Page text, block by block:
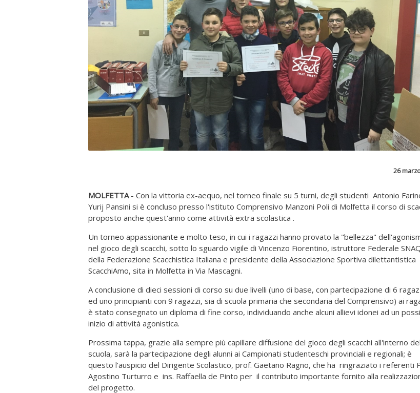
26
MOLFETTA- Con la vittoria ex-aequo, nel torneo finale su 5 turni, degli studenti Antonio
Yurij Pansini si è concluso presso l'istituto Comprensivo Manzoni Poli di Molfetta il corso di
proposto anche quest'anno come attività extra scolastica .
Un torneo appassionante e molto teso, in cui i ragazzi hanno provato la "bellezza"
nel gioco degli scacchi, sotto lo sguardo vigile di Vincenzo Fiorentino, istruttore Federale
della Federazione Scacchistica Italiana e presidente della Associazione Sportiva dilettantistica
ScacchiAmo, sita in Molfetta in Via Mascagni.
A conclusione di dieci sessioni di corso su due livelli (uno di base, con partecipazione di 6
ed uno principianti con 9 ragazzi, sia di scuola primaria che secondaria del Comprensivo) ai
è stato consegnato un diploma di fine corso, individuando anche alcuni allievi idonei ad un
inizio di attività agonistica.
Prossima tappa, grazie alla sempre più capillare diffusione del gioco degli scacchi all'interno
scuola, sarà la partecipazione degli alunni ai Campionati studenteschi provinciali e regionali; è
questo l’auspicio del Dirigente Scolastico, prof. Gaetano Ragno, che ha ringraziato i referenti
Agostino Turturro e ins. Raffaella de Pinto per il contributo importante fornito alla
del progetto.